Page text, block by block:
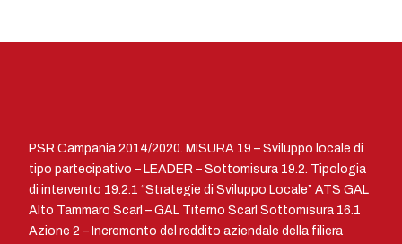
PSR Campania 2014/2020. MISURA 19 – Sviluppo locale di
tipo partecipativo – LEADER – Sottomisura 19.2. Tipologia
di intervento 19.2.1 “Strategie di Sviluppo Locale” ATS GAL
Alto Tammaro Scarl – GAL Titerno Scarl Sottomisura 16.1
Azione 2 – Incremento del reddito aziendale della filiera